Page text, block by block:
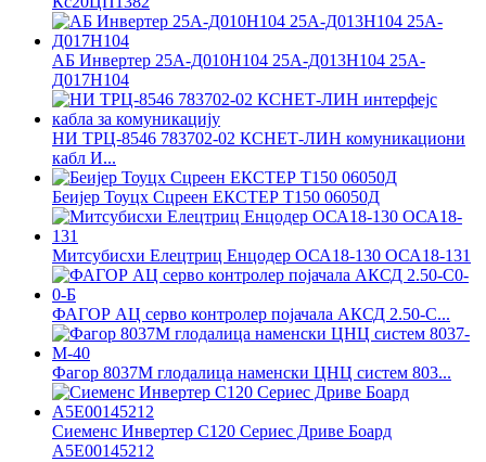
АБ Инвертер 25А-Д010Н104 25А-Д013Н104 25А-
Д017Н104
НИ ТРЦ-8546 783702-02 КСНЕТ-ЛИН комуникациони
кабл И...
Беијер Тоуцх Сцреен ЕКСТЕР Т150 06050Д
Митсубисхи Елецтриц Енцодер ОСА18-130 ОСА18-131
ФАГОР АЦ серво контролер појачала АКСД 2.50-С...
Фагор 8037М глодалица наменски ЦНЦ систем 803...
Сиеменс Инвертер С120 Сериес Дриве Боард
А5Е00145212